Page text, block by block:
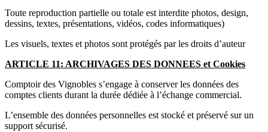
Toute reproduction partielle ou totale est interdite photos, design,
dessins, textes, présentations, vidéos, codes informatiques)
Les visuels, textes et photos sont protégés par les droits d’auteur
ARTICLE 11: ARCHIVAGES DES DONNEES et Cookies
Comptoir des Vignobles s’engage à conserver les données des
comptes clients durant la durée dédiée à l’échange commercial.
L’ensemble des données personnelles est stocké et préservé sur un
support sécurisé.